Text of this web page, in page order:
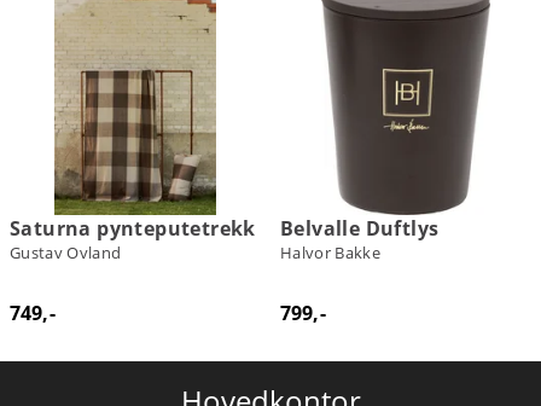
Saturna pynteputetrekk
Gustav Ovland
749,-
Belvalle Duftlys
Halvor Bakke
799,-